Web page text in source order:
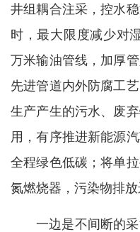
井组耦合注采，控水
时，最大限度减少对
万米输油管线，加厚
先进管道内外防腐工
生产产生的污水、废
用，有序推进新能源
全程绿色低碳；将单
氮燃烧器，污染物排
一边是不间断的